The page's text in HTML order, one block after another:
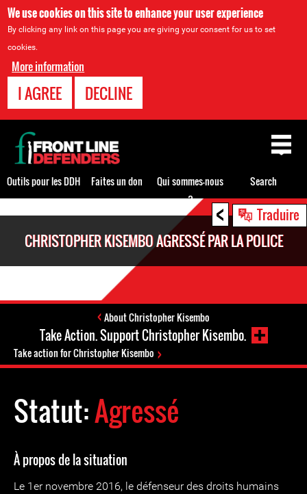
We use cookies on this site to enhance your user experience
By clicking any link on this page you are giving your consent for us to set
cookies.
More information
I AGREE DECLINE
< Traduire
CHRISTOPHER KISEMBO AGRESSÉ PAR LA POLICE
About Christopher Kisembo
Take Action. Support Christopher Kisembo.
Take action for Christopher Kisembo
Statut:Agressé
À propos de la situation
Le 1er novembre 2016, le défenseur des droits humains
Back
to
top
Outils pour les DDH Faites un don
Qui sommes-nous
?
Search